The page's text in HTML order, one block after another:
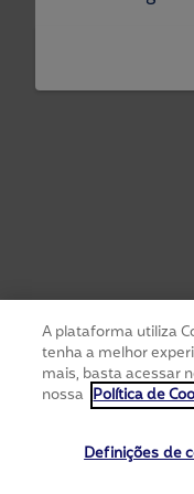
A plataforma utiliza
tenha a melhor
mais, basta acessar
nossa Política de
Definições de